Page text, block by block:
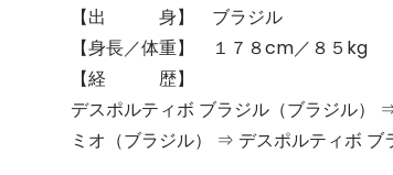
【出 身】 ブラジル
【身長／体重】 １７８cm／８５kg
【経 歴】
デスポルティボ ブラジル（ブラジル
ミオ（ブラジル） ⇒ デスポルティボ ブ